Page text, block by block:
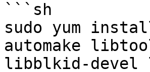
```sh
sudo yum
automake
libblkid-devel